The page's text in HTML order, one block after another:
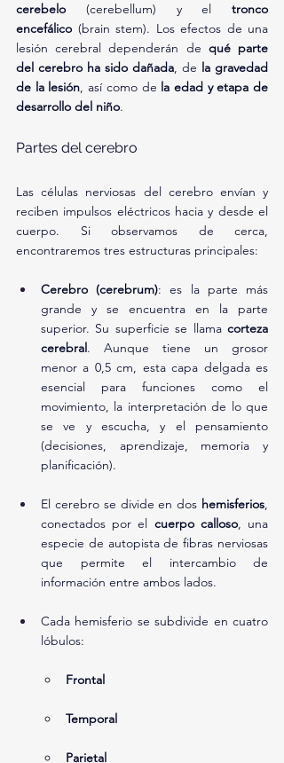
cerebelo (cerebellum) y el tronco
encefálico (brain stem). Los efectos de una
lesión cerebral dependerán de qué parte
del cerebro ha sido dañada, de la gravedad
de la lesión, así como de la edad y etapa de
desarrollo del niño.
Partes del cerebro
Las células nerviosas del cerebro envían y
reciben impulsos eléctricos hacia y desde el
cuerpo. Si observamos de cerca,
encontraremos tres estructuras principales:
Cerebro (cerebrum): es la parte más
grande y se encuentra en la parte
superior. Su superficie se llama corteza
cerebral. Aunque tiene un grosor
menor a 0,5 cm, esta capa delgada es
esencial para funciones como el
movimiento, la interpretación de lo que
se ve y escucha, y el pensamiento
(decisiones, aprendizaje, memoria y
planificación).
El cerebro se divide en dos hemisferios,
conectados por el cuerpo calloso, una
especie de autopista de fibras nerviosas
que permite el intercambio de
información entre ambos lados.
Cada hemisferio se subdivide en cuatro
lóbulos:
Frontal
Temporal
Parietal